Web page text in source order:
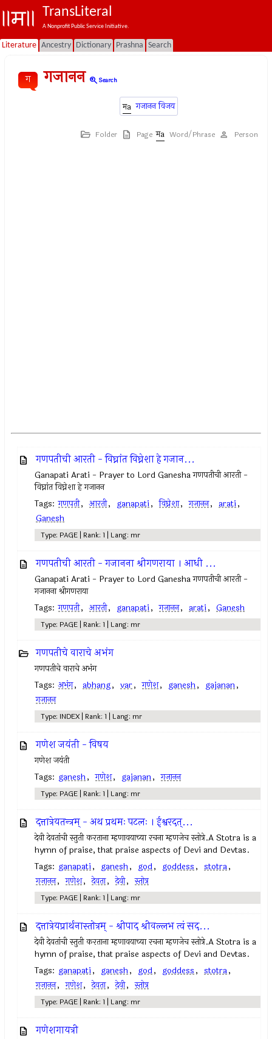
TransLiteral
A Nonprofit Public Service Initiative.
Literature Ancestry Dictionary Prashna Search
ग गजानन zoom_inSearch
गजानन विजय
Folder Page Word/Phrase Person
गणपतीची आरती - विघ्नांत विघ्नेशा हे गजान...
Ganapati Arati - Prayer to Lord Ganesha गणपतीची आरती -
विघ्नांत विघ्नेशा हे गजानन
Tags: गणपती, आरती, ganapati, विघ्नेशा, गजानन, arati,
Ganesh
Type: PAGE | Rank: 1 | Lang: mr
गणपतीची आरती - गजानना श्रीगणराया । आधी ...
Ganapati Arati - Prayer to Lord Ganesha गणपतीची आरती -
गजानना श्रीगणराया
Tags: गणपती, आरती, ganapati, गजानन, arati, Ganesh
Type: PAGE | Rank: 1 | Lang: mr
गणपतीचे वाराचे अभंग
गणपतीचे वाराचे अभंग
Tags: अभंग, abhang, var, गणेश, ganesh, gajanan,
गजानन
Type: INDEX | Rank: 1 | Lang: mr
गणेश जयंती - विषय
गणेश जयंती
Tags: ganesh, गणेश, gajanan, गजानन
Type: PAGE | Rank: 1 | Lang: mr
दत्तात्रेयतन्त्रम् - अथ प्रथमः पटलः । ईश्वरदत्...
देवी देवतांची स्तुती करताना म्हणावयाच्या रचना म्हणजेच स्तोत्रे.A Stotra is a
hymn of praise, that praise aspects of Devi and Devtas.
Tags: ganapati, ganesh, god, goddess, stotra,
गजानन, गणेश, देवता, देवी, स्तोत्र
Type: PAGE | Rank: 1 | Lang: mr
दत्तात्रेयप्रार्थनास्तोत्रम् - श्रीपाद श्रीवल्लभ त्वं सद...
देवी देवतांची स्तुती करताना म्हणावयाच्या रचना म्हणजेच स्तोत्रे.A Stotra is a
hymn of praise, that praise aspects of Devi and Devtas.
Tags: ganapati, ganesh, god, goddess, stotra,
गजानन, गणेश, देवता, देवी, स्तोत्र
Type: PAGE | Rank: 1 | Lang: mr
गणेशगायत्री